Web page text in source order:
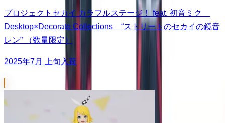
プロジェクトセカイ カラフルステージ！ feat. 初音ミク
Desktop×Decorate Collections “ストリートのセカイの鏡音
レン” （数量限定）
2025年7月 上旬入荷